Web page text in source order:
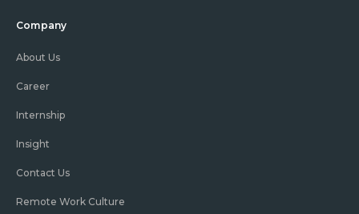
Company
About Us
Career
Internship
Insight
Contact Us
Remote Work Culture